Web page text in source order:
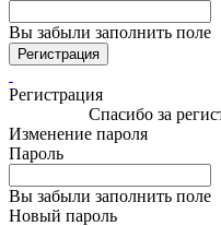
Вы забыли заполнить поле
Регистрация
Регистрация
Спасибо за
Изменение пароля
Пароль
Вы забыли заполнить поле
Новый пароль